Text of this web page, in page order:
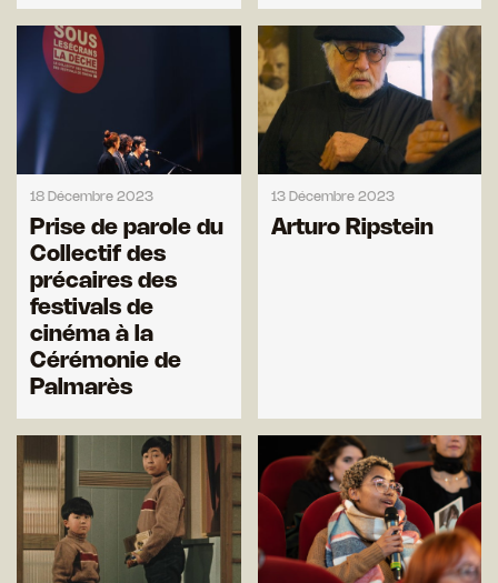
18 Décembre 2023
Prise de parole du
Collectif des
précaires des
festivals de
cinéma à la
Cérémonie de
Palmarès
13 Décembre 2023
Arturo Ripstein